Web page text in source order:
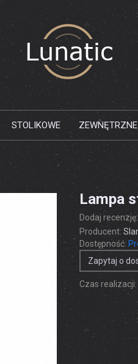
STOLIKOWE ZEWNĘTRZNE
Lampa
Dodaj recenzję:
Producent:
Dostępność:
Zapytaj o
Czas realizacji: